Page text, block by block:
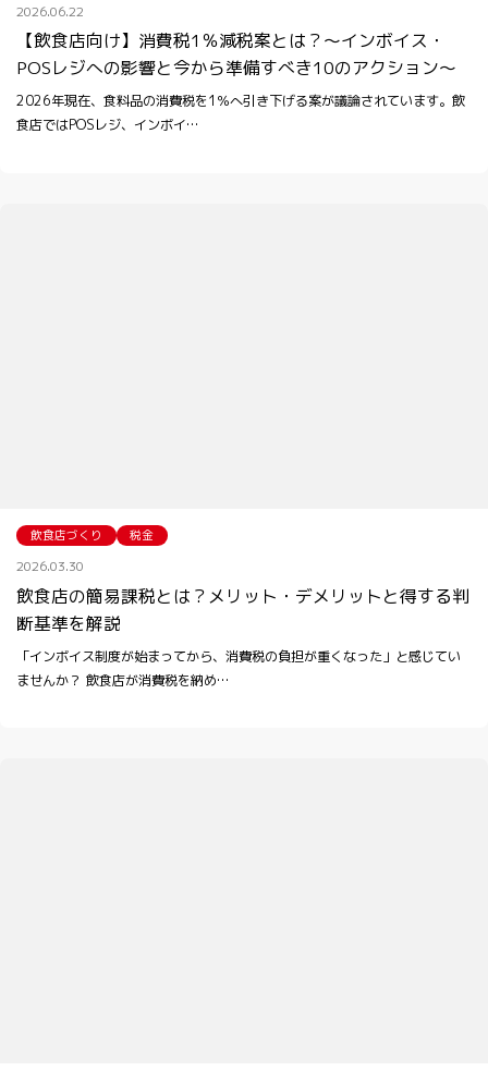
2026.06.22
【飲食店向け】消費税1％減税案とは？～インボイス・
POSレジへの影響と今から準備すべき10のアクション～
2026年現在、食料品の消費税を1％へ引き下げる案が議論されています。飲
食店ではPOSレジ、インボイ…
飲食店づくり 税金
2026.03.30
飲食店の簡易課税とは？メリット・デメリットと得する判
断基準を解説
「インボイス制度が始まってから、消費税の負担が重くなった」と感じてい
ませんか？ 飲食店が消費税を納め…